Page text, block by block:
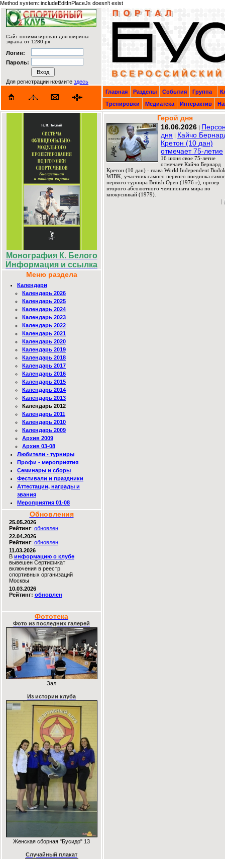
Method system::includeEditInPlaceJs doesn't exist
Сайт оптимизирован для ширины
экрана от 1280 px
Логин:
Пароль:
Для регистрации нажмите здесь
Главная
Разделы События Группа
Тренировки
Медиатека Интерактив
Монография К. Белого
Информация и ссылка
Меню раздела
Календари
Календарь 2026
Календарь 2025
Календарь 2024
Календарь 2023
Календарь 2022
Календарь 2021
Календарь 2020
Календарь 2019
Календарь 2018
Календарь 2017
Календарь 2016
Календарь 2015
Календарь 2014
Календарь 2013
Календарь 2012
Календарь 2011
Календарь 2010
Календарь 2009
Архив 2009
Архив 03-08
Любители - турниры
Профи - мероприятия
Семинары и сборы
Фестивали и праздники
Аттестации, награды и
звания
Мероприятия 01-08
Обновления
25.05.2026
Рейтинг: обновлен
22.04.2026
Рейтинг: обновлен
11.03.2026
В информацию о клубе
вывешен Сертификат
включения в реестр
спортивных организаций
Москвы
10.03.2026
Рейтинг: обновлен
Фототека
Фото из последних галерей
Зал
Из истории клуба
Женская сборная "Бусидо" 13
Случайный плакат
Герой дня
16.06.2026 |
дня | Кайчо
Кретон (10 дан)
отмечает 75-летие
16 июня свое 75-летие
отмечает Кайчо Бернард
Кретон (10 дан) - глава World Independent
WIBK, участник самого первого поединка
первого турнира British Open (1976 г), призер
второго абсолютного чемпионата мира по
киокусинкай (1979).
|